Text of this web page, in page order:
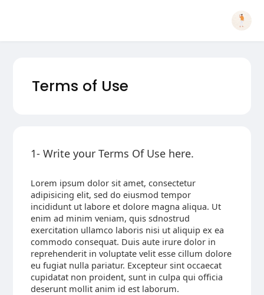
Terms of Use
1- Write your Terms Of Use here.
Lorem ipsum dolor sit amet, consectetur
adipisicing elit, sed do eiusmod tempor
incididunt ut labore et dolore magna aliqua. Ut
enim ad minim veniam, quis sdnostrud
exercitation ullamco laboris nisi ut aliquip ex ea
commodo consequat. Duis aute irure dolor in
reprehenderit in voluptate velit esse cillum dolore
eu fugiat nulla pariatur. Excepteur sint occaecat
cupidatat non proident, sunt in culpa qui officia
deserunt mollit anim id est laborum.